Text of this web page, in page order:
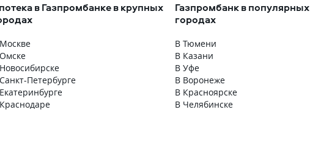
в Газпромбанке в крупных
Петербурге
Газпромбанк в популярных
городах
В Тюмени
В Казани
В Уфе
В Воронеже
В Красноярске
В Челябинске